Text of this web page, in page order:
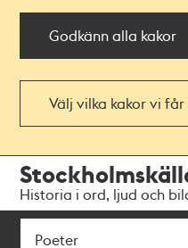
Godkänn alla kakor
Välj vilka kakor vi
navigationen
huvudinnehållet
Historia i ord, ljud och
Sök